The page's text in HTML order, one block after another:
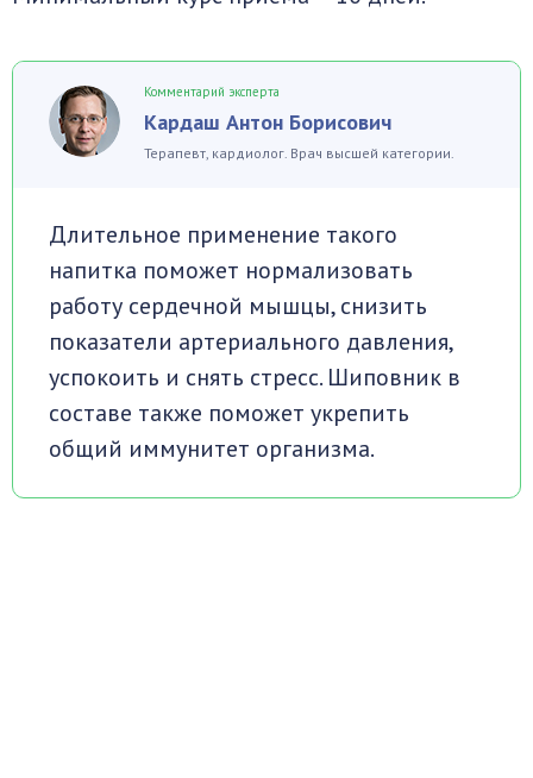
Комментарий эксперта
Кардаш Антон Борисович
Терапевт, кардиолог. Врач высшей категории.
Длительное применение такого
напитка поможет нормализовать
работу сердечной мышцы, снизить
показатели артериального давления,
успокоить и снять стресс. Шиповник в
составе также поможет укрепить
общий иммунитет организма.